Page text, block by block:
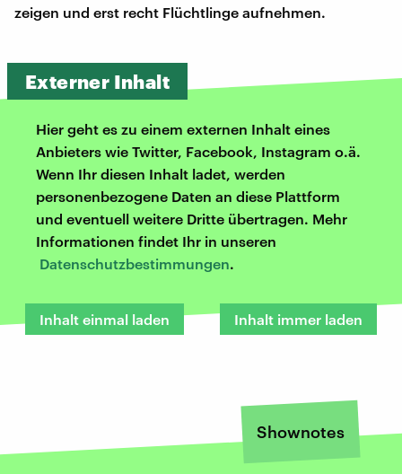
zeigen und erst recht Flüchtlinge aufnehmen.
Externer Inhalt
Hier geht es zu einem externen Inhalt eines
Anbieters wie Twitter, Facebook, Instagram o.ä.
Wenn Ihr diesen Inhalt ladet, werden
personenbezogene Daten an diese Plattform
und eventuell weitere Dritte übertragen. Mehr
Informationen findet Ihr in unseren
Datenschutzbestimmungen.
Inhalt einmal laden Inhalt immer laden
Shownotes